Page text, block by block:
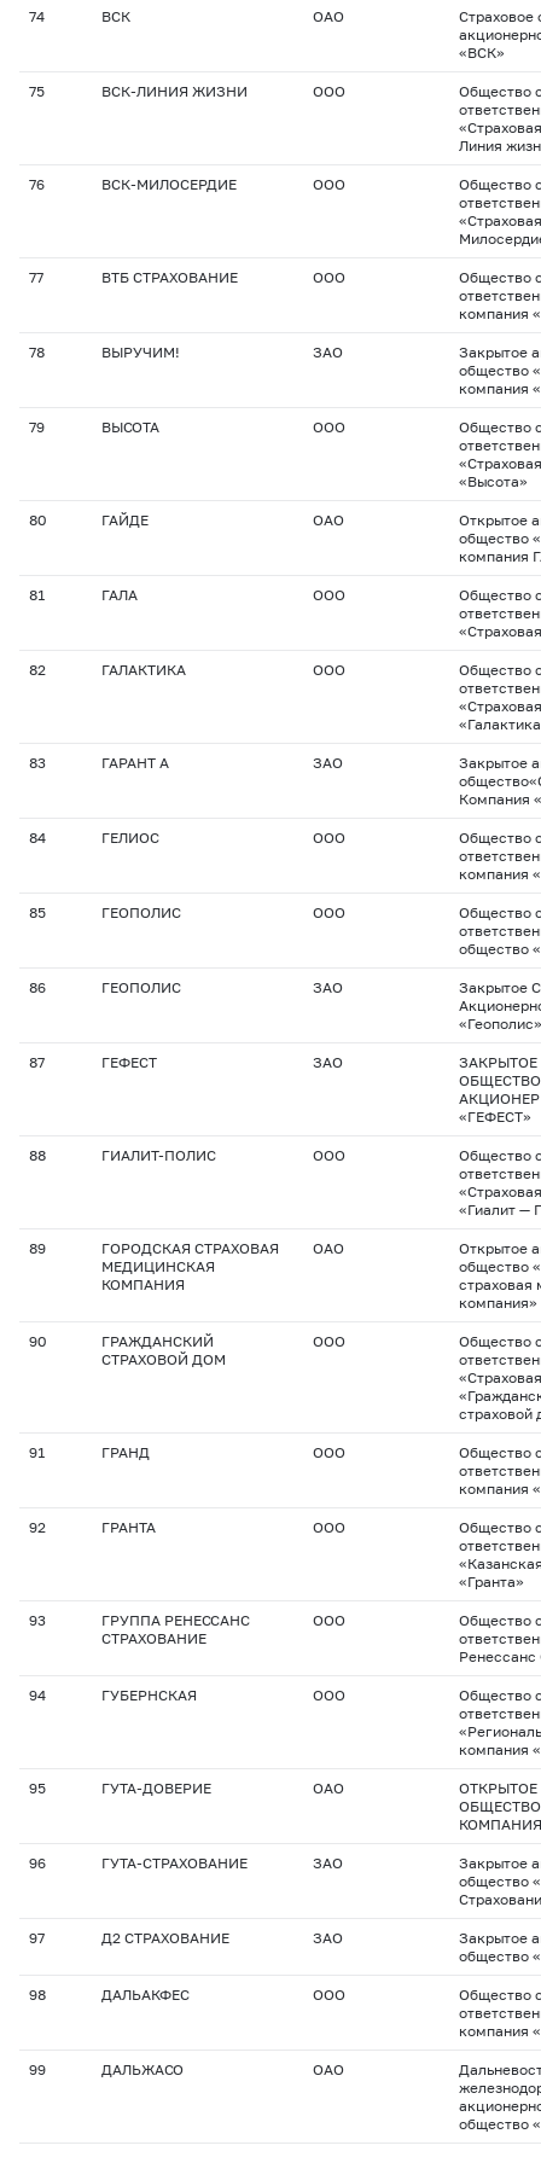
74 ВСК ОАО
Страховое
«ВСК»
75 ВСК-ЛИНИЯ ЖИЗНИ ООО
Общество
Линия
76 ВСК-МИЛОСЕРДИЕ ООО
Общество
77 ВТБ СТРАХОВАНИЕ ООО
Общество
компания
78 ВЫРУЧИМ! ЗАО
Закрытое
общество
компания
79 ВЫСОТА ООО
Общество
«Высота»
80 ГАЙДЕ ОАО
Открытое
общество
компания
81 ГАЛА ООО
Общество
82 ГАЛАКТИКА ООО
Общество
83 ГАРАНТ А ЗАО
Закрытое
Компания
84 ГЕЛИОС ООО
Общество
компания
85 ГЕОПОЛИС ООО
Общество
общество
86 ГЕОПОЛИС ЗАО
Закрытое
«Геополис»
87 ГЕФЕСТ ЗАО
ОБЩЕСТВО
«ГЕФЕСТ»
88 ГИАЛИТ-ПОЛИС ООО
Общество
«Гиалит —
89
ГОРОДСКАЯ СТРАХОВАЯ
МЕДИЦИНСКАЯ
КОМПАНИЯ
ОАО
Открытое
общество
страховая
компания»
90
ГРАЖДАНСКИЙ
СТРАХОВОЙ ДОМ
ООО
Общество
страховой
91 ГРАНД ООО
Общество
компания
92 ГРАНТА ООО
Общество
«Гранта»
93
ГРУППА РЕНЕССАНС
СТРАХОВАНИЕ
ООО
Общество
Ренессанс
94 ГУБЕРНСКАЯ ООО
Общество
компания
95 ГУТА-ДОВЕРИЕ ОАО
ОБЩЕСТВО
96 ГУТА-СТРАХОВАНИЕ ЗАО
Закрытое
общество
97 Д2 СТРАХОВАНИЕ ЗАО
Закрытое
общество
98 ДАЛЬАКФЕС ООО
Общество
компания
99 ДАЛЬЖАСО ОАО
общество